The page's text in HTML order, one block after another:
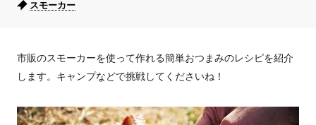
スモーカー
市販のスモーカーを使って作れる簡単おつまみのレシピを紹介
します。キャンプなどで挑戦してくださいね！